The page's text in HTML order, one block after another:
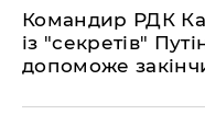
Командир РДК
із "секретів"
допоможе